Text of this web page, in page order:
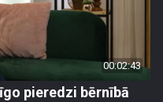
00:02:43
pieredzi bērnībā